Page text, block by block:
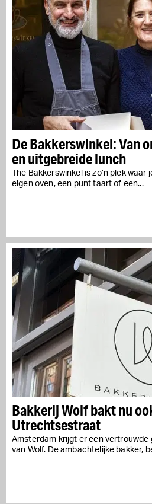
De Bakkerswinkel: Van
en uitgebreide lunch
The Bakkerswinkel is zo’n plek
eigen oven, een punt taart of een...
Bakkerij Wolf bakt nu
Utrechtsestraat
Amsterdam krijgt er een vertrouwde
van Wolf. De ambachtelijke bakker,